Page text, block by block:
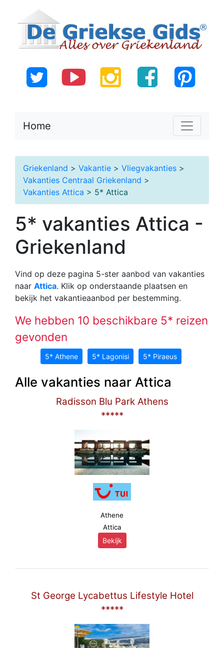
Home
Griekenland > Vakantie > Vliegvakanties >
Vakanties Centraal Griekenland >
Vakanties Attica > 5* Attica
5* vakanties Attica -
Griekenland
Vind op deze pagina 5-ster aanbod van vakanties
naar Attica. Klik op onderstaande plaatsen en
bekijk het vakantieaanbod per bestemming.
We hebben 10 beschikbare 5* reizen
gevonden
5* Athene 5* Lagonisi 5* Piraeus
Alle vakanties naar Attica
Radisson Blu Park Athens
*****
Athene
Attica
Bekijk
St George Lycabettus Lifestyle Hotel
*****